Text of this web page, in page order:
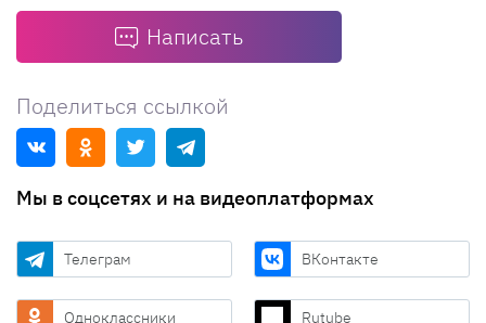
Написать
Поделиться ссылкой
Мы в соцсетях и на видеоплатформах
Телеграм ВКонтакте
Одноклассники Rutube